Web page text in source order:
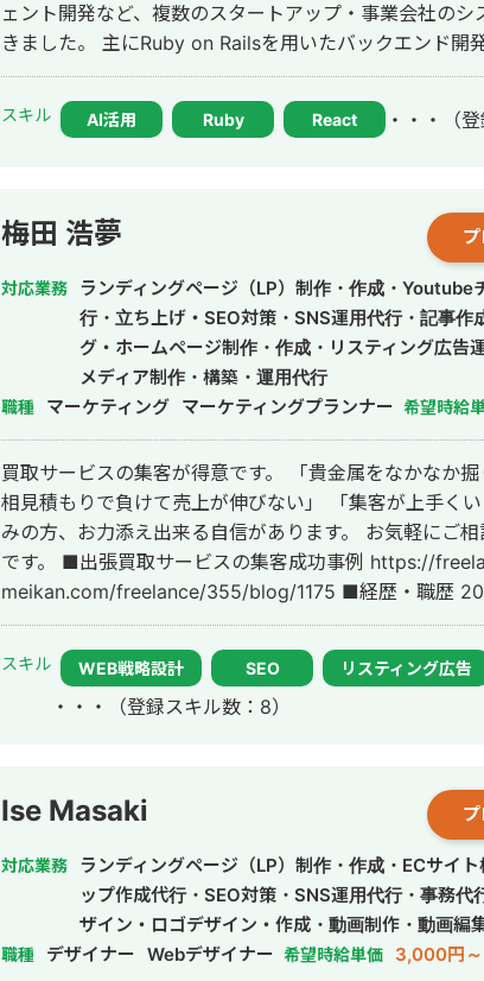
ェント開発など、複数のスタートアップ・事業会社のシ
きました。 主にRuby on Railsを用いたバックエンド開発を得意としており、
要件定義、設計、実装、本番リリース、運用改善まで一
す。 特に、仕様が複雑な業務システムや、要件がまだ固まりきっていない新規
開発において、事業目的を整理しながら、正確にスピー
へのAI機能の組み込みなどにも対応しています。 単純に言われたものを作るだ
けではなく、事業として使える形に落とし込むことを重
からリリース後の運用まで伴走しています。
スキル AI活用 Ruby React ・・・ （
梅田 浩夢
対応業務
ランディングページ（LP）制作・作成・Youtube
行・立ち上げ・SEO対策・SNS運用代行・記事作
グ・ホームページ制作・作成・リスティング広告
メディア制作・構築・運用代行
職種 マーケティング マーケティングプランナー 希望時給
買取サービスの集客が得意です。 「貴金属をなかなか掘り起こせない」 「毎回
相見積もりで負けて売上が伸びない」 「集客が上手く
みの方、お力添え出来る自信があります。 お気軽にご
です。 ■出張買取サービスの集客成功事例 https://freelance-
meikan.com/freelance/355/blog/1175 ■経歴・職歴 2020年6月〜 Webマー
ケ支援会社（当時社員7名）にインターンとして参画し
集客（SEO・Web広告運用・LP制作・YouTubeチャン
ティング等）を担当。 2022年3月 名古屋大学理学部
月〜 Webマーケ会社勤務。人材系クライアントを主に
にて、ROAS350%など、好調な事例が複数あり。 ・
ス「カリトルくん」、StockSunサロンの広告運用を担
大手企業のWebマーケティング支援に携わり、Web広告
費用対効果を1.5〜2倍に改善するなど多数。 #SEO ・インターン先にて自社サ
イトのSEO対策を1人で担当し、月間アクセス数を約7
月間問い合わせ件数を1件から4〜5件まで成長。 ・人材
スキル WEB戦略設計 SEO リスティング広告
・・・ （登録スキル数：8）
Ise Masaki
対応業務
ランディングページ（LP）制作・作成・ECサイ
ップ作成代行・SEO対策・SNS運用代行・事務代
ザイン・ロゴデザイン・作成・動画制作・動画編
職種 デザイナー Webデザイナー 希望時給単価 3,000円